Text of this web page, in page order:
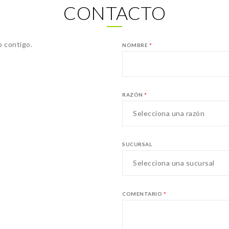
CONTACTO
contigo. NOMBRE *
RAZÓN *
Selecciona una razón
SUCURSAL
Selecciona una sucursal
COMENTARIO *